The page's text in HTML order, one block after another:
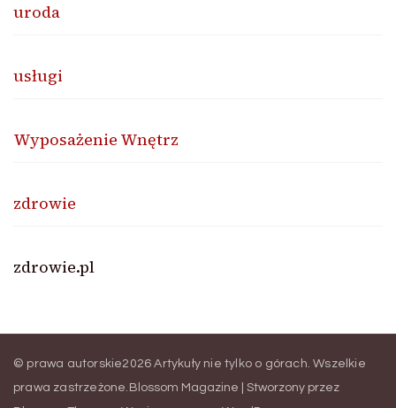
uroda
usługi
Wyposażenie Wnętrz
zdrowie
zdrowie.pl
© prawa autorskie2026Artykuły nie tylko o górach. Wszelkie
prawa zastrzeżone. Blossom Magazine | Stworzony przez